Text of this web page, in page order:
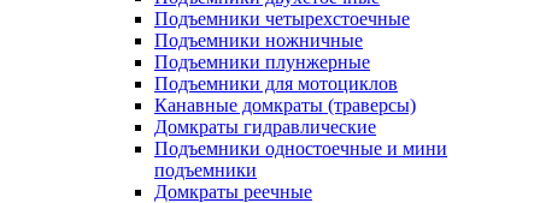
Подъемники четырехстоечные
Подъемники ножничные
Подъемники плунжерные
Подъемники для мотоциклов
Канавные домкраты (траверсы)
Домкраты гидравлические
Подъемники одностоечные и мини
подъемники
Домкраты реечные